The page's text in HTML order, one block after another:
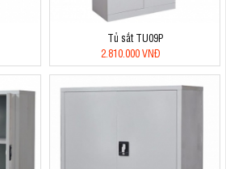
Tủ sắt TU09P
2.810.000 VNĐ